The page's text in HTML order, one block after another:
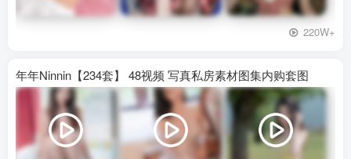
220W+
年年Ninnin【234套】 48视频 写真私房素材图集内购套图